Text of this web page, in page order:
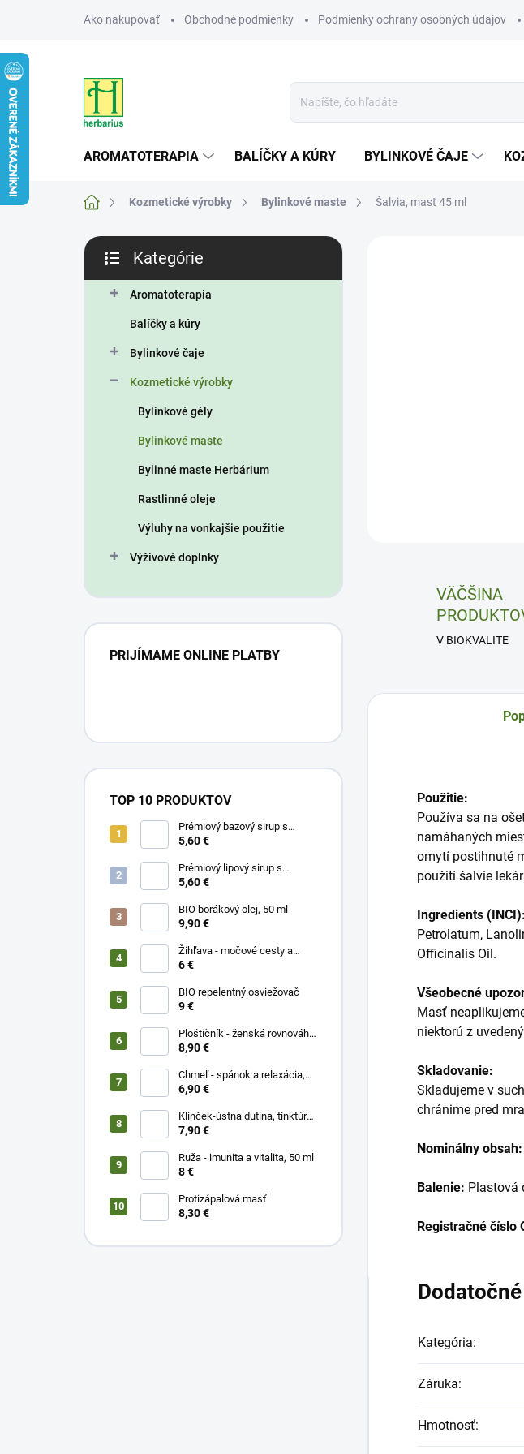
Ako nakupovať Obchodné podmienky Podmienky ochrany osobných údajov
AROMATOTERAPIA BALÍČKY A KÚRY BYLINKOVÉ ČAJE
DomovKozmetické výrobky Bylinkové maste Šalvia, masť 45 ml
B
č
kategórie
Kategórie
Aromatoterapia
Balíčky a kúry
Bylinkové čaje
Kozmetické výrobky
Bylinkové gély
Bylinkové maste
Bylinné maste Herbárium
Rastlinné oleje
Výluhy na vonkajšie použitie
Výživové doplnky
PRIJÍMAME ONLINE PLATBY
TOP 10 PRODUKTOV
Prémiový bazový sirup s
limetkou a vitam. C
5,60 €
Prémiový lipový sirup s
citrónom a vitamínom C
5,60 €
BIO borákový olej, 50 ml
9,90 €
Žihľava - močové cesty a
prostata, 50 ml
6 €
BIO repelentný osviežovač
9 €
Ploštičník - ženská rovnováha,
50 ml
8,90 €
Chmeľ - spánok a relaxácia,
50 ml
6,90 €
Klinček-ústna dutina, tinktúra
50 ml
7,90 €
Ruža - imunita a vitalita, 50 ml
8 €
Protizápalová masť
8,30 €
VÄČŠINA
V BIOKVALITE
Použitie:
Používa sa na
namáhaných
omytí postihnuté
použití šalvie
Ingredients (INCI):
Petrolatum,
Officinalis Oil.
Všeobecné
Masť
niektorú z
Skladovanie:
Skladujeme v
chránime pred
Nominálny obsah:
Balenie: Plastová
Registračné číslo
Kategória:
Záruka:
Hmotnosť: